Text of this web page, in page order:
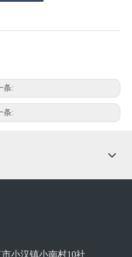
条:
条:
小汉镇小南村10社